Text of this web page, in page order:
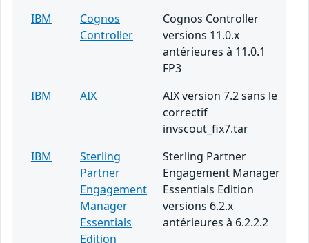
IBM
Cognos
Controller
Cognos Controller
versions 11.0.x
antérieures à 11.0.1
FP3
IBM
AIX
AIX version 7.2 sans le
correctif
invscout_fix7.tar
IBM
Sterling
Partner
Engagement
Manager
Essentials
Edition
Sterling Partner
Engagement Manager
Essentials Edition
versions 6.2.x
antérieures à 6.2.2.2